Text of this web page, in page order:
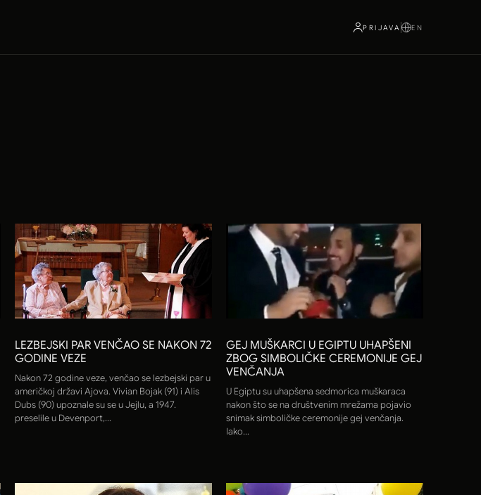
PRIJAVA EN
LEZBEJSKI PAR VENČAO SE NAKON 72
GODINE VEZE
Nakon 72 godine veze, venčao se lezbejski par u
američkoj državi Ajova. Vivian Bojak (91) i Alis
Dubs (90) upoznale su se u Jejlu, a 1947.
preselile u Devenport,...
GEJ MUŠKARCI U EGIPTU UHAPŠENI
ZBOG SIMBOLIČKE CEREMONIJE GEJ
VENČANJA
U Egiptu su uhapšena sedmorica muškaraca
nakon što se na društvenim mrežama pojavio
snimak simboličke ceremonije gej venčanja.
Iako...